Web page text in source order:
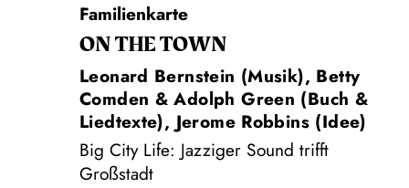
Familienkarte
ON THE TOWN
Leonard Bernstein (Musik), Betty
Comden & Adolph Green (Buch &
Liedtexte), Jerome Robbins (Idee)
Big City Life: Jazziger Sound trifft
Großstadt